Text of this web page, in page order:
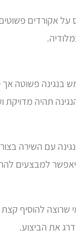
בנגינה פשוטה
תהיה
עם השירה
למבצעים
שרוצה להוסיף
את הביצוע.